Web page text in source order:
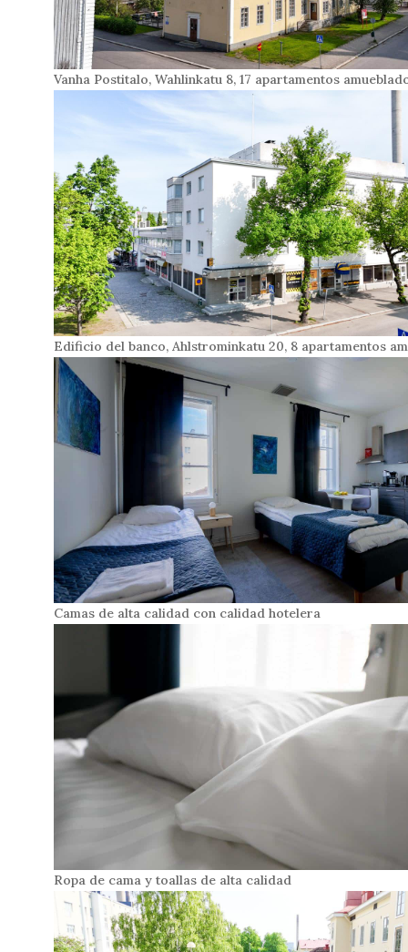
Vanha Postitalo, Wahlinkatu 8, 17 apartamentos
Edificio del banco, Ahlstrominkatu 20, 8 apartamentos
Camas de alta calidad con calidad hotelera
Ropa de cama y toallas de alta calidad